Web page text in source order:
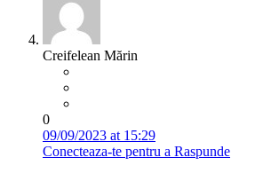
Creifelean Mărin
0
09/09/2023 at 15:29
Conecteaza-te pentru a Raspunde